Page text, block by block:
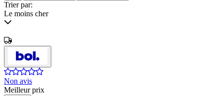
Trier par:
Le moins cher
Non avis
Meilleur prix